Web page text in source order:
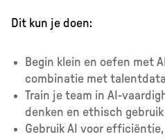
Dit kun je doen:
Begin klein en oefen met
combinatie met talentdata
Train je team in AI-
denken en ethisch
Gebruik AI voor